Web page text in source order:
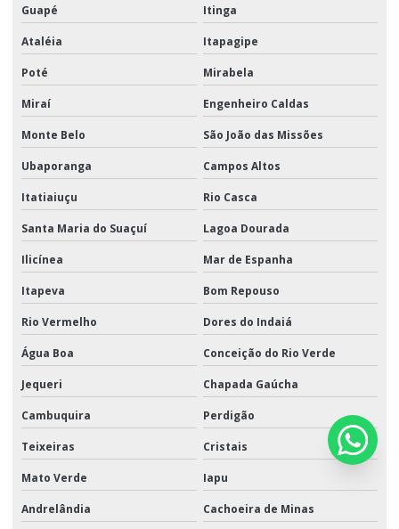
Guapé Itinga
Ataléia Itapagipe
Poté Mirabela
Miraí Engenheiro Caldas
Monte Belo São João das Missões
Ubaporanga Campos Altos
Itatiaiuçu Rio Casca
Santa Maria do Suaçuí Lagoa Dourada
Ilicínea Mar de Espanha
Itapeva Bom Repouso
Rio Vermelho Dores do Indaiá
Água Boa Conceição do Rio Verde
Jequeri Chapada Gaúcha
Cambuquira Perdigão
Teixeiras Cristais
Mato Verde Iapu
Andrelândia Cachoeira de Minas